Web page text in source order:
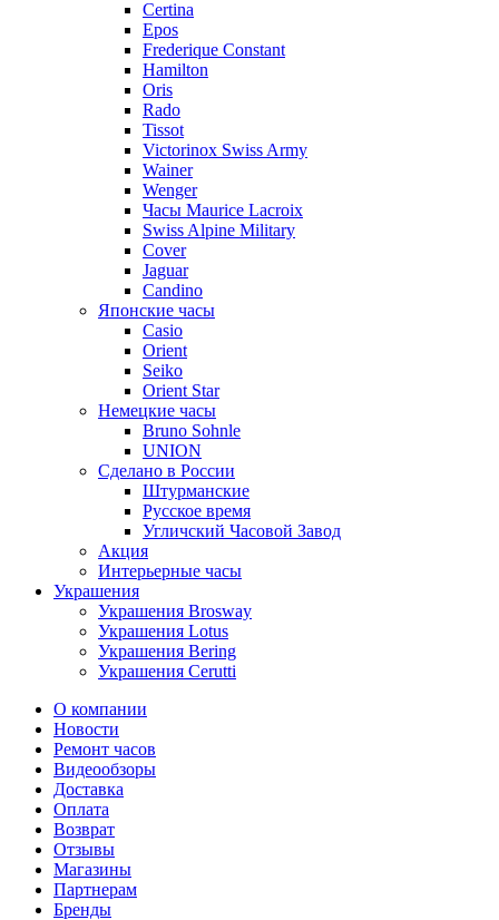
Certina
Epos
Frederique Constant
Hamilton
Oris
Rado
Tissot
Victorinox Swiss Army
Wainer
Wenger
Часы Maurice Lacroix
Swiss Alpine Military
Cover
Jaguar
Candino
Японские часы
Casio
Orient
Seiko
Orient Star
Немецкие часы
Bruno Sohnle
UNION
Сделано в России
Штурманские
Русское время
Угличский Часовой Завод
Акция
Интерьерные часы
Украшения
Украшения Brosway
Украшения Lotus
Украшения Bering
Украшения Cerutti
О компании
Новости
Ремонт часов
Видеообзоры
Доставка
Оплата
Возврат
Отзывы
Магазины
Партнерам
Бренды